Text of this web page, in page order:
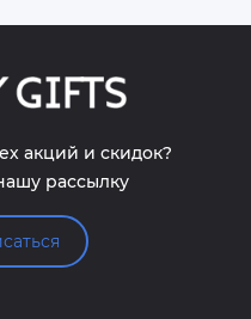
акций и скидок?
рассылку